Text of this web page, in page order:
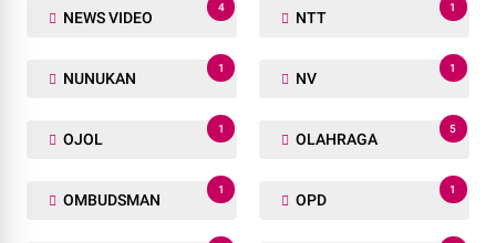
NEWS VIDEO
4
NTT
1
NUNUKAN
1
NV
1
OJOL
1
OLAHRAGA
5
OMBUDSMAN
1
OPD
1